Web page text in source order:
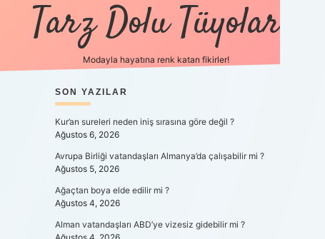
Tarz Dolu Tüyolar
Modayla hayatına renk katan fikirler!
SIDEBAR
SON YAZILAR
Kur’an sureleri neden iniş sırasına göre değil ?
Ağustos 6, 2026
Avrupa Birliği vatandaşları Almanya’da çalışabilir mi ?
Ağustos 5, 2026
Ağaçtan boya elde edilir mi ?
Ağustos 4, 2026
Alman vatandaşları ABD’ye vizesiz gidebilir mi ?